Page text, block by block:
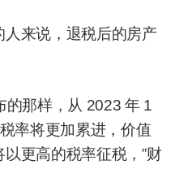
来说，退税后的房产
的那样，从 2023 年 1
率将更加累进，价值
更高的税率征税，”财